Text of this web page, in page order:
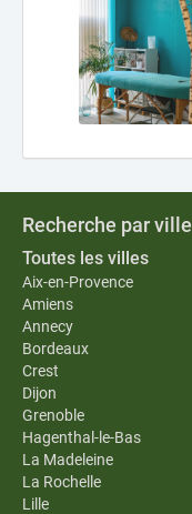
Recherche par ville
Toutes les villes
Aix-en-Provence
Amiens
Annecy
Bordeaux
Crest
Dijon
Grenoble
Hagenthal-le-Bas
La Madeleine
La Rochelle
Lille